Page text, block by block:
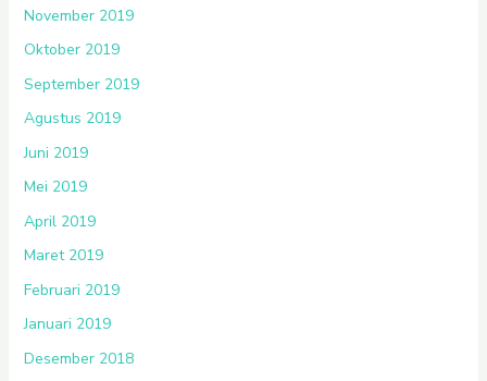
November 2019
Oktober 2019
September 2019
Agustus 2019
Juni 2019
Mei 2019
April 2019
Maret 2019
Februari 2019
Januari 2019
Desember 2018